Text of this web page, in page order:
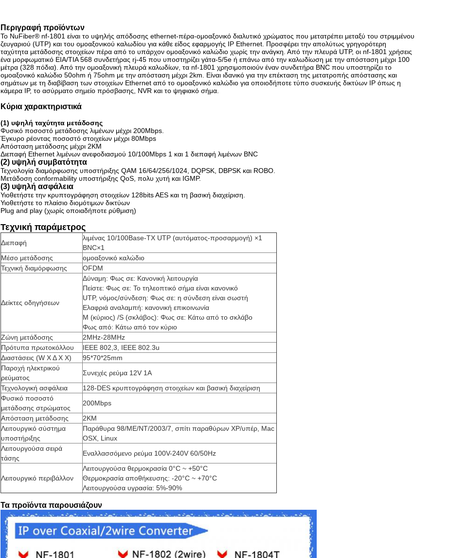
Περιγραφή προϊόντων
Το NuFiber® nf-1801 είναι το υψηλής απόδοσης ethernet-πέρα-ομοαξονικό διαλυτικό χρώματος που μετατρέπει μεταξύ του στριμμένου
ζευγαριού (UTP) και του ομοαξονικού καλωδίου για κάθε είδος εφαρμογής IP Ethernet. Προσφέρει την απολύτως γρηγορότερη
ταχύτητα μετάδοσης στοιχείων πέρα από το υπάρχον ομοαξονικό καλώδιο χωρίς την ανάγκη. Από την πλευρά UTP, οι nf-1801 χρήσεις
ένα μορφωματικό EIA/TIA 568 συνδετήρας rj-45 που υποστηρίζει γάτα-5/5e ή επάνω από την καλωδίωση με την απόσταση μέχρι 100
μέτρα (328 πόδια). Από την ομοαξονική πλευρά καλωδίων, τα nf-1801 χρησιμοποιούν έναν συνδετήρα BNC που υποστηρίζει το
ομοαξονικό καλώδιο 50ohm ή 75ohm με την απόσταση μέχρι 2km. Είναι ιδανικό για την επέκταση της μετατροπής απόστασης και
σημάτων με τη διαβίβαση των στοιχείων Ethernet από το ομοαξονικό καλώδιο για οποιοδήποτε τύπο συσκευής δικτύων IP όπως η
κάμερα IP, το ασύρματο σημείο πρόσβασης, NVR και το ψηφιακό σήμα.
Κύρια χαρακτηριστικά
(1) υψηλή ταχύτητα μετάδοσης
Φυσικό ποσοστό μετάδοσης λιμένων μέχρι 200Mbps.
Έγκυρο ρέοντας ποσοστό στοιχείων μέχρι 80Mbps
Απόσταση μετάδοσης μέχρι 2KM
Διεπαφή Ethernet λιμένων ανεφοδιασμού 10/100Mbps 1 και 1 διεπαφή λιμένων BNC
(2) υψηλή συμβατότητα
Τεχνολογία διαμόρφωσης υποστήριξης QAM 16/64/256/1024, DQPSK, DBPSK και ROBO.
Μετάδοση conformability υποστήριξης QoS, πολυ χυτή και IGMP.
(3) υψηλή ασφάλεια
Υιοθετήστε την κρυπτογράφηση στοιχείων 128bits AES και τη βασική διαχείριση.
Υιοθετήστε το πλαίσιο διομότιμων δικτύων
Plug and play (χωρίς οποιαδήποτε ρύθμιση)
Τεχνική παράμετρος
Διεπαφή
λιμένας 10/100Base-TX UTP (αυτόματος-προσαρμογή) ×1
BNC×1
Μέσο μετάδοσης
ομοαξονικό καλώδιο
Τεχνική διαμόρφωσης
OFDM
Δείκτες οδηγήσεων
Δύναμη: Φως σε: Κανονική λειτουργία
Πείστε: Φως σε: Το τηλεοπτικό σήμα είναι κανονικό
UTP, νόμος/σύνδεση: Φως σε: η σύνδεση είναι σωστή
Ελαφριά αναλαμπή: κανονική επικοινωνία
Μ (κύριος) /S (σκλάβος): Φως σε: Κάτω από το σκλάβο
Φως από: Κάτω από τον κύριο
Ζώνη μετάδοσης
2MHz-28MHz
Πρότυπα πρωτοκόλλου
IEEE 802,3, IEEE 802.3u
Διαστάσεις (W Χ Δ Χ Χ)
95*70*25mm
Παροχή ηλεκτρικού
ρεύματος
Συνεχές ρεύμα 12V 1A
Τεχνολογική ασφάλεια
128-DES κρυπτογράφηση στοιχείων και βασική διαχείριση
Φυσικό ποσοστό
μετάδοσης στρώματος
200Mbps
Απόσταση μετάδοσης
2KM
Λειτουργικό σύστημα
υποστήριξης
Παράθυρα 98/ME/NT/2003/7, σπίτι παραθύρων XP/υπέρ, Mac
OSX, Linux
Λειτουργούσα σειρά
τάσης
Εναλλασσόμενο ρεύμα 100V-240V 60/50Hz
Λειτουργικό περιβάλλον
Λειτουργούσα θερμοκρασία 0°C ~ +50°C
Θερμοκρασία αποθήκευσης: -20°C ~ +70°C
Λειτουργούσα υγρασία: 5%-90%
Τα προϊόντα παρουσιάζουν